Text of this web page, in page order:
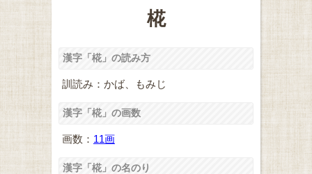
椛
漢字「椛」の読み方
訓読み：かば、もみじ
漢字「椛」の画数
画数： 11画
漢字「椛」の名のり